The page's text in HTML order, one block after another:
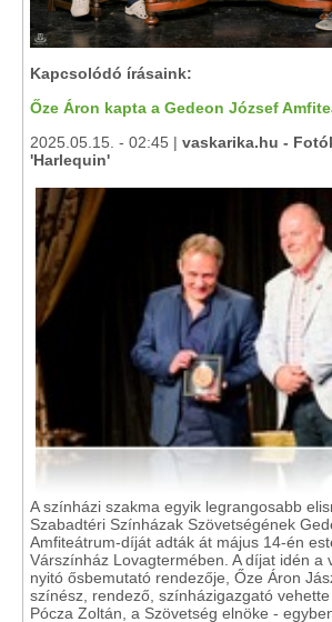
Kapcsolódó írásaink:
Őze Áron kapta a Gedeon József
2025.05.15. - 02:45 | vaskarika.hu -
'Harlequin'
A színházi szakma egyik legrangosabb
Szabadtéri Színházak Szövetségének
Amfiteátrum-díját adták át május 14-én
Várszínház Lovagtermében. A díjat idén a
nyitó ősbemutató rendezője, Őze Áron
színész, rendező, színházigazgató
Pócza Zoltán, a Szövetség elnöke -